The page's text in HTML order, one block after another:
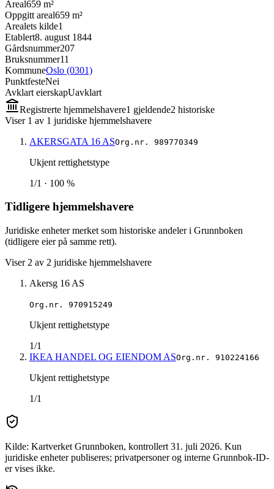
Areal659 m²
Oppgitt areal659 m²
Arealets kilde1
Etablert8. august 1844
Gårdsnummer207
Bruksnummer11
KommuneOslo (0301)
PunktfesteNei
Avklart eierskapUavklart
Registrerte hjemmelshavere1 gjeldende2 historiske
Viser 1 av 1 juridiske hjemmelshavere
AKERSGATA 16 ASOrg.nr. 989770349
Ukjent rettighetstype
1/1 · 100 %
Tidligere hjemmelshavere
Juridiske enheter merket som historiske andeler i Grunnboken
(tidligere eier på samme rett).
Viser 2 av 2 juridiske hjemmelshavere
Akersg 16 AS
Org.nr. 970915249
Ukjent rettighetstype
1/1
IKEA HANDEL OG EIENDOM ASOrg.nr. 910224166
Ukjent rettighetstype
1/1
Kilde: Kartverket Grunnboken, kontrollert 31. juli 2026. Kun
juridiske enheter publiseres; privatpersoner og interne Grunnbok-ID-
er vises ikke.